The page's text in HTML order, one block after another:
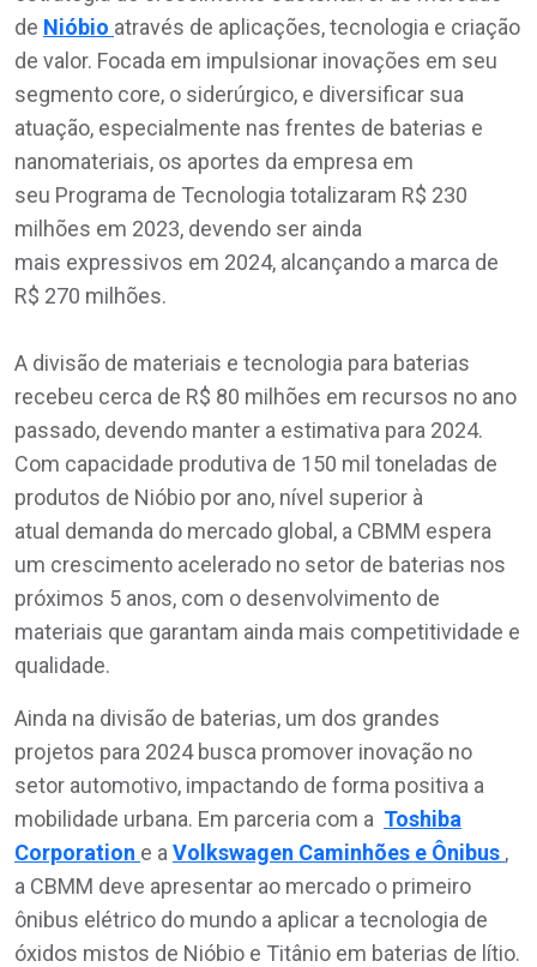
de Nióbio através de aplicações, tecnologia e criação
de valor. Focada em impulsionar inovações em seu
segmento core, o siderúrgico, e diversificar sua
atuação, especialmente nas frentes de baterias e
nanomateriais, os aportes da empresa em
seu Programa de Tecnologia totalizaram R$ 230
milhões em 2023, devendo ser ainda
mais expressivos em 2024, alcançando a marca de
R$ 270 milhões.
A divisão de materiais e tecnologia para baterias
recebeu cerca de R$ 80 milhões em recursos no ano
passado, devendo manter a estimativa para 2024.
Com capacidade produtiva de 150 mil toneladas de
produtos de Nióbio por ano, nível superior à
atual demanda do mercado global, a CBMM espera
um crescimento acelerado no setor de baterias nos
próximos 5 anos, com o desenvolvimento de
materiais que garantam ainda mais competitividade e
qualidade.
Ainda na divisão de baterias, um dos grandes
projetos para 2024 busca promover inovação no
setor automotivo, impactando de forma positiva a
mobilidade urbana. Em parceria com a Toshiba
Corporation e a Volkswagen Caminhões e Ônibus ,
a CBMM deve apresentar ao mercado o primeiro
ônibus elétrico do mundo a aplicar a tecnologia de
óxidos mistos de Nióbio e Titânio em baterias de lítio.